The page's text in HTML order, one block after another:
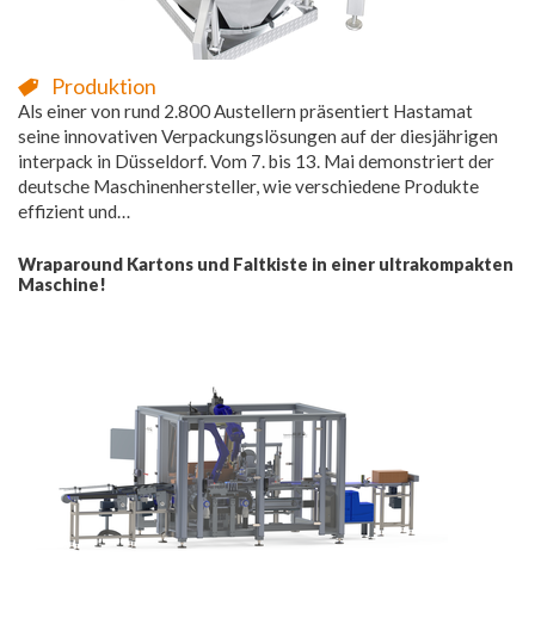
Produktion
Als einer von rund 2.800 Austellern präsentiert Hastamat
seine innovativen Verpackungslösungen auf der diesjährigen
interpack in Düsseldorf. Vom 7. bis 13. Mai demonstriert der
deutsche Maschinenhersteller, wie verschiedene Produkte
effizient und…
Wraparound Kartons und Faltkiste in einer ultrakompakten
Maschine!